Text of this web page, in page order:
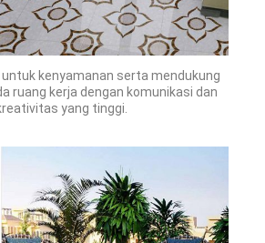
untuk kenyamanan serta mendukung
ruang kerja dengan komunikasi dan
yang tinggi.